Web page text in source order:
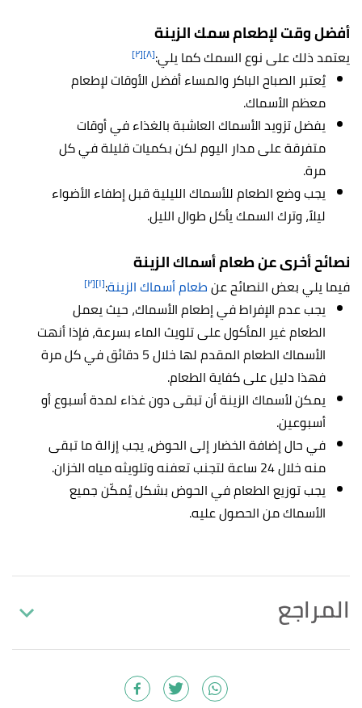
أفضل وقت لإطعامسمك الزينة
يعتمد ذلك على نوع السمك كما يلي:[٨] [٢]
يُعتبر الصباح الباكر والمساء أفضل الأوقات لإطعام
معظم الأسماك.
يفضل تزويد الأسماك العاشبة بالغذاء في أوقات
متفرقة على مدار اليوم لكن بكميات قليلة في كل
مرة.
يجب وضع الطعام للأسماك الليلية قبل إطفاء الأضواء
ليلاً، وترك السمك يأكل طوال الليل.
نصائح أخرى عن طعام أسماك الزينة
فيما يلي بعض النصائح عنطعام أسماك الزينة:[١] [٢]
يجب عدم الإفراط في إطعام الأسماك، حيث يعمل
الطعام غير المأكول على تلويث الماء بسرعة، فإذا أنهت
الأسماك الطعام المقدم لها خلال 5 دقائق في كل مرة
فهذا دليل على كفاية الطعام.
يمكن لأسماك الزينة أن تبقى دون غذاء لمدة أسبوع أو
أسبوعين.
في حال إضافة الخضار إلى الحوض، يجب إزالة ما تبقى
منه خلال 24 ساعة لتجنب تعفنه وتلويثه مياه الخزان.
يجب توزيع الطعام في الحوض بشكل يُمكّن جميع
الأسماك من الحصول عليه.
المراجع
howstuffworks , Retrieved 1/12/2021. Edited.